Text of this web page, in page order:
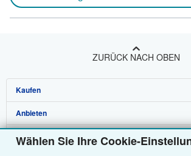
Wählen Sie Ihre Cookie-
ZURÜCK NACH OBEN
Kaufen
Detailsuche
Sammlungen
Anbieten
Verkäufer werden
Über uns